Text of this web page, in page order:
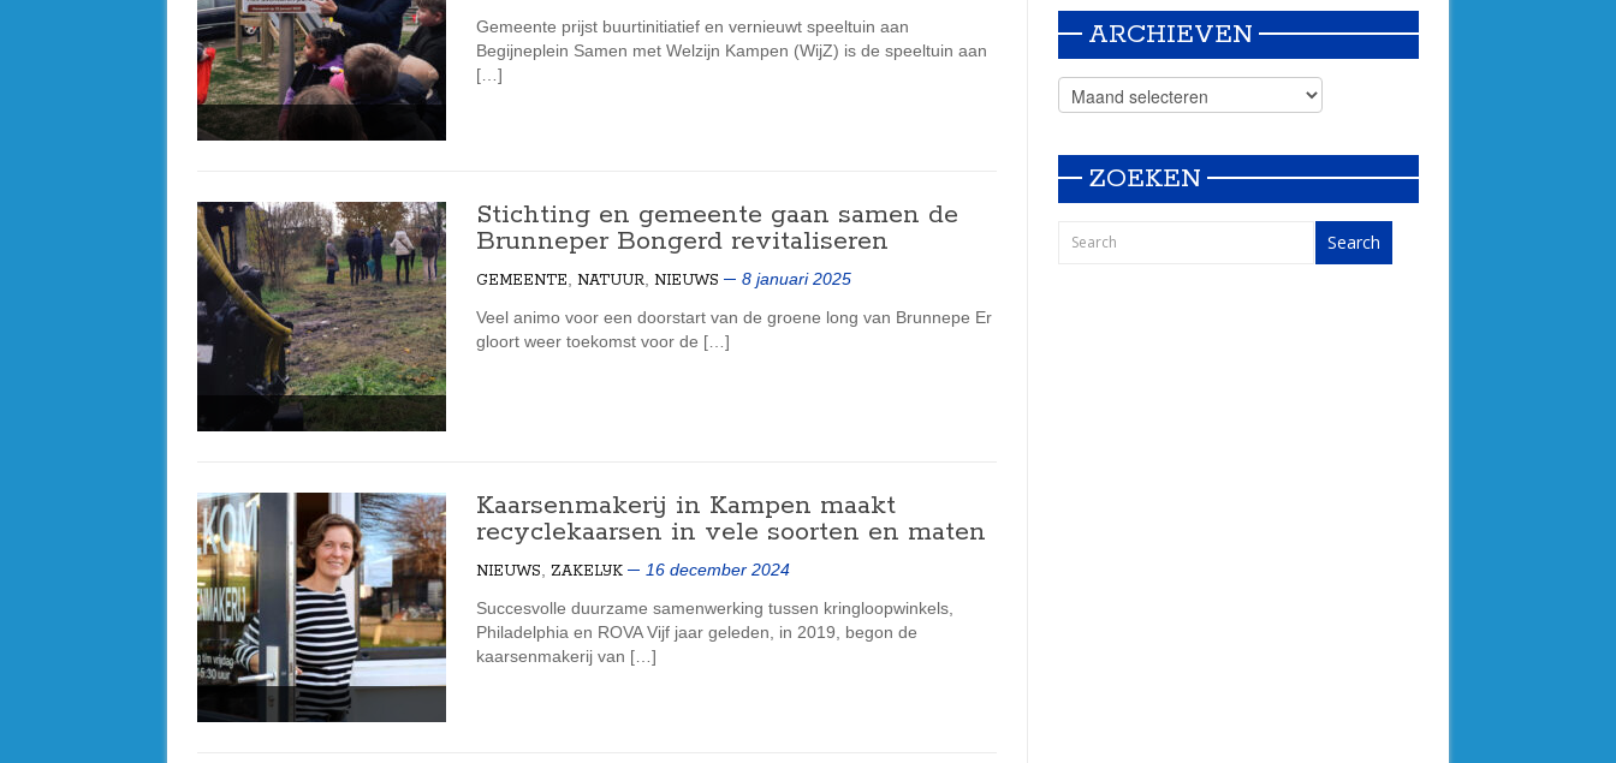
Gemeente prijst buurtinitiatief en vernieuwt speeltuin aan
Begijneplein Samen met Welzijn Kampen (WijZ) is de speeltuin aan
[…]
Stichting en gemeente gaan samen de
Brunneper Bongerd revitaliseren
GEMEENTE NATUUR NIEUWS
8 januari 2025
Veel animo voor een doorstart van de groene long van Brunnepe Er
gloort weer toekomst voor de […]
Kaarsenmakerij in Kampen maakt
recyclekaarsen in vele soorten en maten
NIEUWS ZAKELIJK
16 december 2024
Succesvolle duurzame samenwerking tussen kringloopwinkels,
Philadelphia en ROVA Vijf jaar geleden, in 2019, begon de
kaarsenmakerij van […]
ARCHIEVEN
ZOEKEN